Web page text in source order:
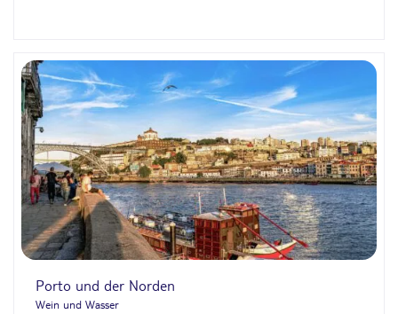
Porto und der Norden
Wein und Wasser